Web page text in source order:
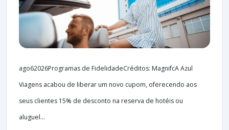
ago62026Programas de FidelidadeCréditos: MagnifcA Azul
Viagens acabou de liberar um novo cupom, oferecendo aos
seus clientes 15% de desconto na reserva de hotéis ou
aluguel...